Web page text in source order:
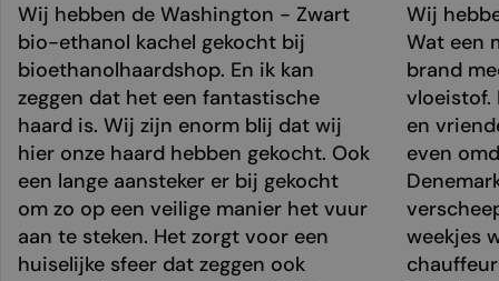
Wij hebben de Washington - Zwart
bio-ethanol kachel gekocht bij
bioethanolhaardshop. En ik kan
zeggen dat het een fantastische
haard is. Wij zijn enorm blij dat wij
hier onze haard hebben gekocht. Ook
een lange aansteker er bij gekocht
om zo op een veilige manier het vuur
aan te steken. Het zorgt voor een
huiselijke sfeer dat zeggen ook
Wij
Wat een
brand
vloeistof.
en
even
weekjes